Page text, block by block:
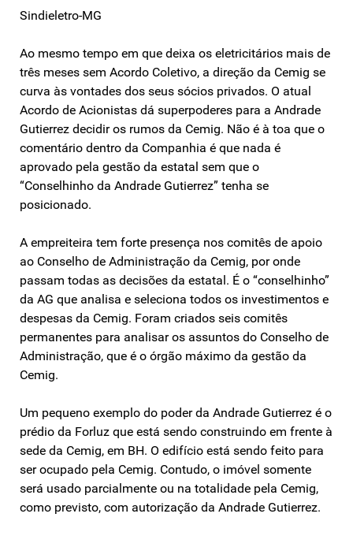
Sindieletro-MG
Ao mesmo tempo em que deixa os eletricitários mais de
três meses sem Acordo Coletivo, a direção da Cemig se
curva às vontades dos seus sócios privados. O atual
Acordo de Acionistas dá superpoderes para a Andrade
Gutierrez decidir os rumos da Cemig. Não é à toa que o
comentário dentro da Companhia é que nada é
aprovado pela gestão da estatal sem que o
“Conselhinho da Andrade Gutierrez” tenha se
posicionado.
A empreiteira tem forte presença nos comitês de apoio
ao Conselho de Administração da Cemig, por onde
passam todas as decisões da estatal. É o “conselhinho”
da AG que analisa e seleciona todos os investimentos e
despesas da Cemig. Foram criados seis comitês
permanentes para analisar os assuntos do Conselho de
Administração, que é o órgão máximo da gestão da
Cemig.
Um pequeno exemplo do poder da Andrade Gutierrez é o
prédio da Forluz que está sendo construindo em frente à
sede da Cemig, em BH. O edifício está sendo feito para
ser ocupado pela Cemig. Contudo, o imóvel somente
será usado parcialmente ou na totalidade pela Cemig,
como previsto, com autorização da Andrade Gutierrez.